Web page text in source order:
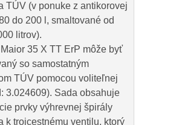
TÚV (v ponuke z antikorovej
do 200 l, smaltované od
litrov).
35 X TT ErP môže byť
so samostatným
TÚV pomocou voliteľnej
3.024609). Sada obsahuje
prvky výhrevnej špirály
k trojcestnému ventilu, ktorý